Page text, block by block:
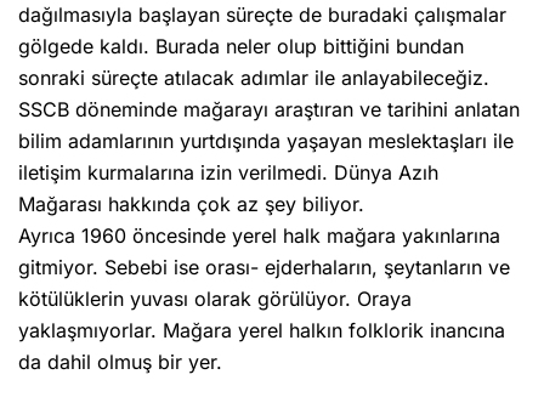
dağılmasıyla başlayan süreçte de buradaki çalışmalar
gölgede kaldı. Burada neler olup bittiğini bundan
sonraki süreçte atılacak adımlar ile anlayabileceğiz.
SSCB döneminde mağarayı araştıran ve tarihini anlatan
bilim adamlarının yurtdışında yaşayan meslektaşları ile
iletişim kurmalarına izin verilmedi. Dünya Azıh
Mağarası hakkında çok az şey biliyor.
Ayrıca 1960 öncesinde yerel halk mağara yakınlarına
gitmiyor. Sebebi ise orası- ejderhaların, şeytanların ve
kötülüklerin yuvası olarak görülüyor. Oraya
yaklaşmıyorlar. Mağara yerel halkın folklorik inancına
da dahil olmuş bir yer.